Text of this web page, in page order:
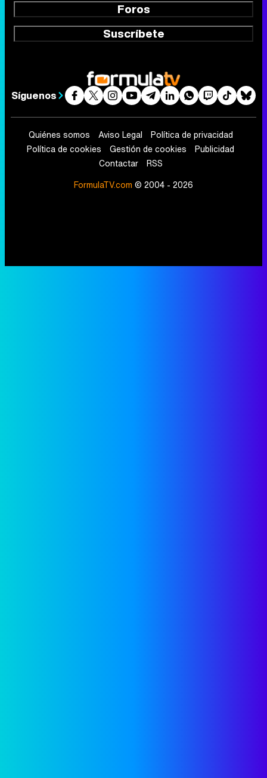
Foros
Suscríbete
Síguenos
Quiénes somos Aviso Legal
Política de privacidad
Política de cookies
Gestión de cookies
Publicidad
Contactar
RSS
FormulaTV.com © 2004 - 2026